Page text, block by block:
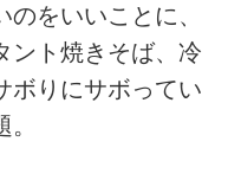
をいいことに、
ント焼きそば、冷
ボりにサボってい